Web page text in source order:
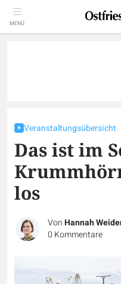
MENÜ
Veranstaltungsübersicht
Das ist im
los
VonHannah
0 Kommentare